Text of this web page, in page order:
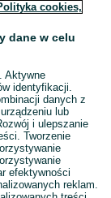
cookies,
dane w celu
Aktywne
identyfikacji.
danych z
lub
i ulepszanie
Tworzenie
efektywności
reklam.